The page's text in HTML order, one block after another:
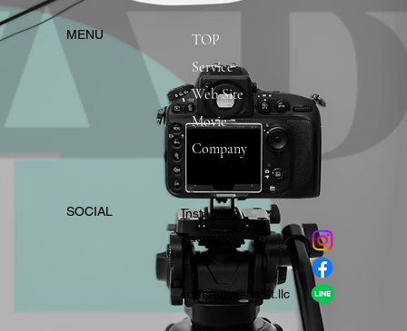
​MENU
TOP
Service
Web Site
Movie
Company
​SOCIAL
Instagram
​Facebook
company＠habit.llc